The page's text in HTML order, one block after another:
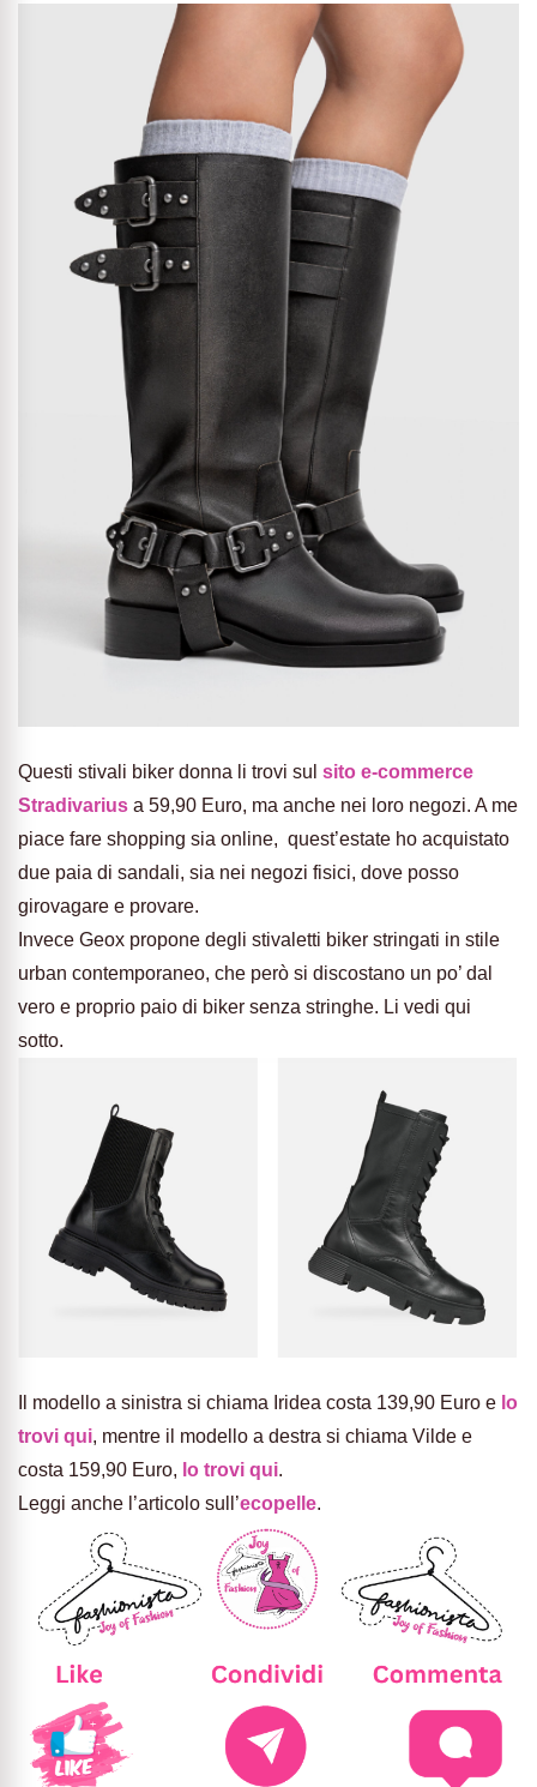
Questi stivali biker donna li trovi sul sito e-commerce
Stradivarius a 59,90 Euro, ma anche nei loro negozi. A me
piace fare shopping sia online, quest’estate ho acquistato
due paia di sandali, sia nei negozi fisici, dove posso
girovagare e provare.
Invece Geox propone degli stivaletti biker stringati in stile
urban contemporaneo, che però si discostano un po’ dal
vero e proprio paio di biker senza stringhe. Li vedi qui
sotto.
Il modello a sinistra si chiama Iridea costa 139,90 Euro e lo
trovi qui, mentre il modello a destra si chiama Vilde e
costa 159,90 Euro, lo trovi qui.
Leggi anche l’articolo sull’ecopelle.